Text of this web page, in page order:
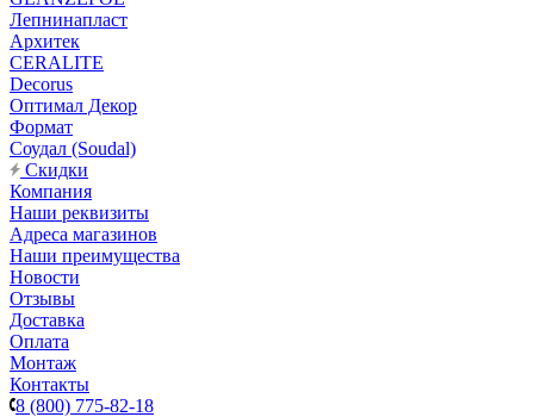
Лепнинапласт
Архитек
CERALITE
Decorus
Оптимал Декор
Формат
Соудал (Soudal)
Скидки
Компания
Наши реквизиты
Адреса магазинов
Наши преимущества
Новости
Отзывы
Доставка
Оплата
Монтаж
Контакты
8 (800) 775-82-18